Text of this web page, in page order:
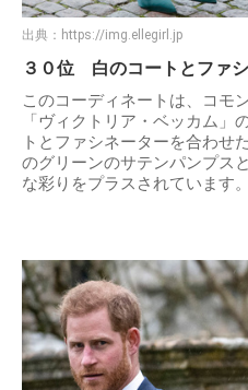
出典： https://img.ellegirl.jp
３０位 白のコートとファ
このコーディネートは、コモ
「ヴィクトリア・ベッカム」
トとファシネーターを合わせ
のグリーンのサテンパンプス
な彩りをプラスされています。